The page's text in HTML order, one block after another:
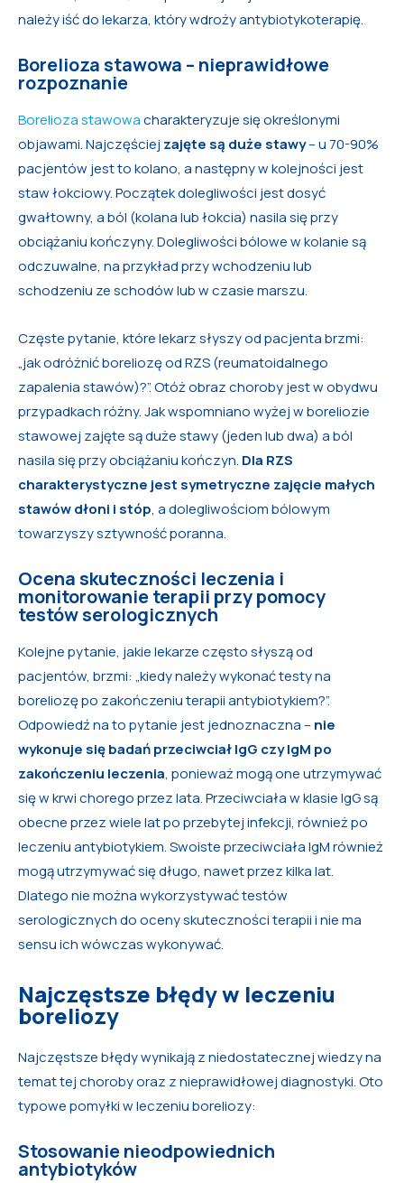
należy iść do lekarza, który wdroży antybiotykoterapię.
Borelioza stawowa – nieprawidłowe
rozpoznanie
Borelioza stawowacharakteryzuje się określonymi
objawami. Najczęściej zajęte są duże stawy– u 70-90%
pacjentów jest to kolano, a następny w kolejności jest
staw łokciowy. Początek dolegliwości jest dosyć
gwałtowny, a ból (kolana lub łokcia) nasila się przy
obciążaniu kończyny. Dolegliwości bólowe w kolanie są
odczuwalne, na przykład przy wchodzeniu lub
schodzeniu ze schodów lub w czasie marszu.
Częste pytanie, które lekarz słyszy od pacjenta brzmi:
„jak odróżnić boreliozę od RZS (reumatoidalnego
zapalenia stawów)?”. Otóż obraz choroby jest w obydwu
przypadkach różny. Jak wspomniano wyżej w boreliozie
stawowej zajęte są duże stawy (jeden lub dwa) a ból
nasila się przy obciążaniu kończyn. Dla RZS
charakterystyczne jest symetryczne zajęcie małych
stawów dłoni i stóp, a dolegliwościom bólowym
towarzyszy sztywność poranna.
Ocena skuteczności leczenia i
monitorowanie terapii przy pomocy
testów serologicznych
Kolejne pytanie, jakie lekarze często słyszą od
pacjentów, brzmi: „kiedy należy wykonać testy na
boreliozę po zakończeniu terapii antybiotykiem?”.
Odpowiedź na to pytanie jest jednoznaczna –nie
wykonuje się badań przeciwciał IgG czy IgM po
zakończeniu leczenia, ponieważ mogą one utrzymywać
się w krwi chorego przez lata. Przeciwciała w klasie IgG są
obecne przez wiele lat po przebytej infekcji, również po
leczeniu antybiotykiem. Swoiste przeciwciała IgM również
mogą utrzymywać się długo, nawet przez kilka lat.
Dlatego nie można wykorzystywać testów
serologicznych do oceny skuteczności terapii i nie ma
sensu ich wówczas wykonywać.
Najczęstsze błędy w leczeniu
boreliozy
Najczęstsze błędy wynikają z niedostatecznej wiedzy na
temat tej choroby oraz z nieprawidłowej diagnostyki. Oto
typowe pomyłki w leczeniu boreliozy:
Stosowanie nieodpowiednich
antybiotyków